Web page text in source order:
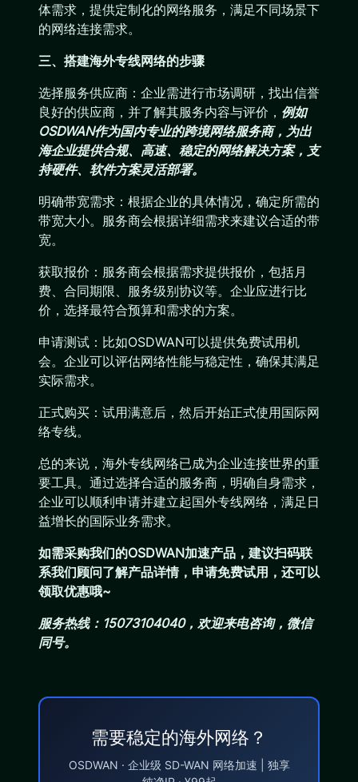
体需求，提供定制化的网络服务，满足不同场景下
的网络连接需求。
三、搭建海外专线网络的步骤
选择服务供应商：企业需进行市场调研，找出信誉
良好的供应商，并了解其服务内容与评价， 例如
OSDWAN作为国内专业的跨境网络服务商，为出
海企业提供合规、高速、稳定的网络解决方案，支
持硬件、软件方案灵活部署。
明确带宽需求：根据企业的具体情况，确定所需的
带宽大小。服务商会根据详细需求来建议合适的带
宽。
获取报价：服务商会根据需求提供报价，包括月
费、合同期限、服务级别协议等。企业应进行比
价，选择最符合预算和需求的方案。
申请测试：比如OSDWAN可以提供免费试用机
会。企业可以评估网络性能与稳定性，确保其满足
实际需求。
正式购买：试用满意后，然后开始正式使用国际网
络专线。
总的来说，海外专线网络已成为企业连接世界的重
要工具。通过选择合适的服务商，明确自身需求，
企业可以顺利申请并建立起国外专线网络，满足日
益增长的国际业务需求。
如需采购我们的OSDWAN加速产品，建议扫码联
系我们顾问了解产品详情，申请免费试用，还可以
领取优惠哦~
服务热线：15073104040，欢迎来电咨询，微信
同号。
需要稳定的海外网络？
OSDWAN · 企业级 SD-WAN 网络加速 | 独享